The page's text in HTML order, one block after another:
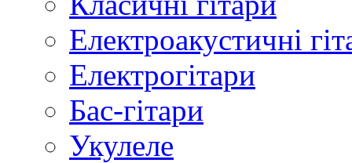
Електроакустичні
Електрогітари
Бас-гітари
Укулеле